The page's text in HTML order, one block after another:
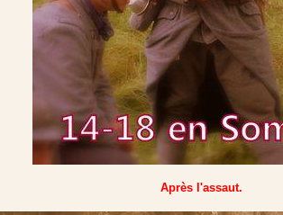
Après l'assaut.